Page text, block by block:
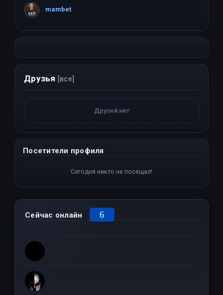
mambet
Друзья [все]
Друзей нет
Посетители профиля
Сегодня никто не посещал!
Сейчас онлайн 6